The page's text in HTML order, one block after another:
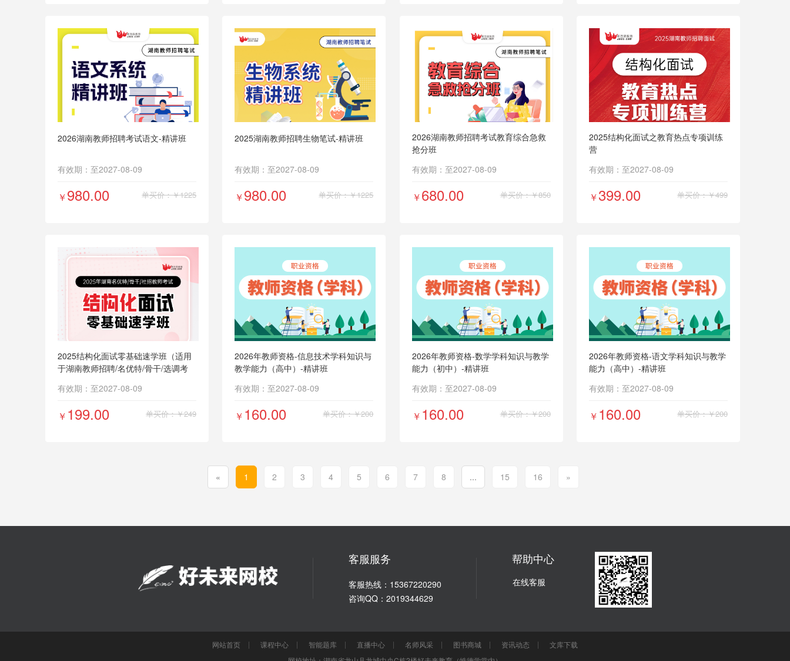
2026湖南教师招聘考试语文-精讲班
有效期：至2027-08-09
￥980.00 单买价：￥1225
2025湖南教师招聘生物笔试-精讲班
有效期：至2027-08-09
￥980.00 单买价：￥1225
2026湖南教师招聘考试教育综合急救
抢分班
有效期：至2027-08-09
￥680.00 单买价：￥850
2025结构化面试之教育热点专项训练
营
有效期：至2027-08-09
￥399.00 单买价：￥499
2025结构化面试零基础速学班（适用
于湖南教师招聘/名优特/骨干/选调考
有效期：至2027-08-09
￥ 199.00 单买价：￥249
2026年教师资格-信息技术学科知识与
教学能力（高中）-精讲班
有效期：至2027-08-09
￥ 160.00 单买价：￥200
2026年教师资格-数学学科知识与教学
能力（初中）-精讲班
有效期：至2027-08-09
￥ 160.00 单买价：￥200
2026年教师资格-语文学科知识与教学
能力（高中）-精讲班
有效期：至2027-08-09
￥ 160.00 单买价：￥200
« 1 2 3 4 5 6 7 8 ... 15 16 »
客服服务
客服热线：15367220290
咨询QQ：2019344629
帮助中心
在线客服
网站首页 课程中心 智能题库 直播中心 名师风采 图书商城 资讯动态
文库下载